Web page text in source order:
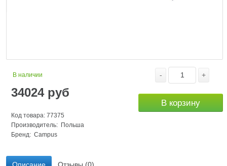
В наличии
34024руб
Код товара: 77375
Производитель: Польша
Бренд: Campus
- +
В корзину